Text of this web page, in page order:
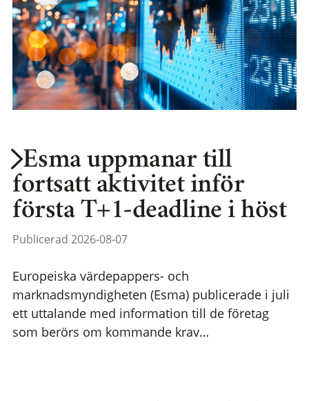
Esma uppmanar till
fortsatt aktivitet inför
första T+1-deadline i höst
Publicerad 2026-08-07
Europeiska värdepappers- och
marknadsmyndigheten (Esma) publicerade i juli
ett uttalande med information till de företag
som berörs om kommande krav…